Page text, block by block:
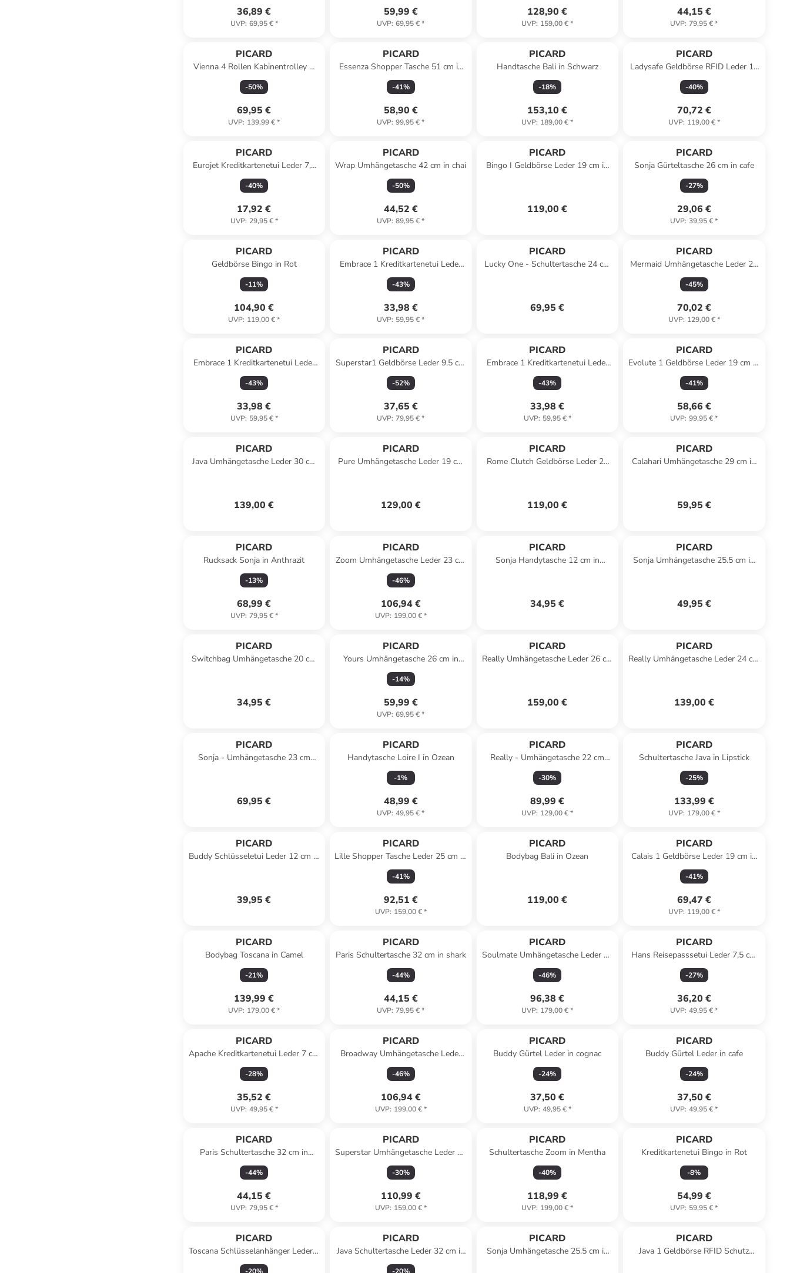
36,89 €
UVP: 69,95 €*
59,99 €
UVP: 69,95 €*
128,90 €
UVP: 159,00 €*
44,15 €
UVP: 79,95 €*
PICARD
Vienna 4 Rollen Kabinentrolley S
54 cm in navy blue
-50%
69,95 €
UVP: 139,99 €*
PICARD
Essenza Shopper Tasche 51 cm in
smaragd
-41%
58,90 €
UVP: 99,95 €*
PICARD
Handtasche Bali in Schwarz
-18%
153,10 €
UVP: 189,00 €*
PICARD
Ladysafe Geldbörse RFID Leder 18
cm in rot
-40%
70,72 €
UVP: 119,00 €*
PICARD
Eurojet Kreditkartenetui Leder 7,5
cm in schwarz
-40%
17,92 €
UVP: 29,95 €*
PICARD
Wrap Umhängetasche 42 cm in chai
-50%
44,52 €
UVP: 89,95 €*
PICARD
Bingo I Geldbörse Leder 19 cm in
119,00 €
PICARD
Sonja Gürteltasche 26 cm in cafe
-27%
29,06 €
UVP: 39,95 €*
PICARD
Geldbörse Bingo in Rot
-11%
104,90 €
UVP: 119,00 €*
PICARD
Embrace 1 Kreditkartenetui Leder
14 cm in fuchsia-k
-43%
33,98 €
UVP: 59,95 €*
PICARD
Lucky One - Schultertasche 24 cm
69,95 €
PICARD
Mermaid Umhängetasche Leder 25
cm in mentha
-45%
70,02 €
UVP: 129,00 €*
PICARD
Embrace 1 Kreditkartenetui Leder
14 cm in gravel
-43%
33,98 €
UVP: 59,95 €*
PICARD
Superstar1 Geldbörse Leder 9.5 cm
in schwarz
-52%
37,65 €
UVP: 79,95 €*
PICARD
Embrace 1 Kreditkartenetui Leder
14 cm in schwarz
-43%
33,98 €
UVP: 59,95 €*
PICARD
Evolute 1 Geldbörse Leder 19 cm in
gravel
-41%
58,66 €
UVP: 99,95 €*
PICARD
Java Umhängetasche Leder 30 cm
139,00 €
PICARD
Pure Umhängetasche Leder 19 cm
129,00 €
PICARD
Rome Clutch Geldbörse Leder 23
119,00 €
PICARD
Calahari Umhängetasche 29 cm in
59,95 €
PICARD
Rucksack Sonja in Anthrazit
-13%
68,99 €
UVP: 79,95 €*
PICARD
Zoom Umhängetasche Leder 23 cm
in mentha
-46%
106,94 €
UVP: 199,00 €*
PICARD
Sonja Handytasche 12 cm in
34,95 €
PICARD
Sonja Umhängetasche 25.5 cm in
49,95 €
PICARD
Switchbag Umhängetasche 20 cm
34,95 €
PICARD
Yours Umhängetasche 26 cm in
ozean
-14%
59,99 €
UVP: 69,95 €*
PICARD
Really Umhängetasche Leder 26 cm
159,00 €
PICARD
Really Umhängetasche Leder 24 cm
139,00 €
PICARD
Sonja - Umhängetasche 23 cm
69,95 €
PICARD
Handytasche Loire I in Ozean
-1%
48,99 €
UVP: 49,95 €*
PICARD
Really - Umhängetasche 22 cm
(schwarz) in fuchsia
-30%
89,99 €
UVP: 129,00 €*
PICARD
Schultertasche Java in Lipstick
-25%
133,99 €
UVP: 179,00 €*
PICARD
Buddy Schlüsseletui Leder 12 cm in
39,95 €
PICARD
Lille Shopper Tasche Leder 25 cm in
chianti
-41%
92,51 €
UVP: 159,00 €*
PICARD
Bodybag Bali in Ozean
119,00 €
PICARD
Calais 1 Geldbörse Leder 19 cm in
cement
-41%
69,47 €
UVP: 119,00 €*
PICARD
Bodybag Toscana in Camel
-21%
139,99 €
UVP: 179,00 €*
PICARD
Paris Schultertasche 32 cm in shark
-44%
44,15 €
UVP: 79,95 €*
PICARD
Soulmate Umhängetasche Leder 20
cm in lipstick
-46%
96,38 €
UVP: 179,00 €*
PICARD
Hans Reisepasssetui Leder 7,5 cm
in anthrazit
-27%
36,20 €
UVP: 49,95 €*
PICARD
Apache Kreditkartenetui Leder 7 cm
in schwarz
-28%
35,52 €
UVP: 49,95 €*
PICARD
Broadway Umhängetasche Leder
24 cm in limoncello
-46%
106,94 €
UVP: 199,00 €*
PICARD
Buddy Gürtel Leder in cognac
-24%
37,50 €
UVP: 49,95 €*
PICARD
Buddy Gürtel Leder in cafe
-24%
37,50 €
UVP: 49,95 €*
PICARD
Paris Schultertasche 32 cm in
schwarz
-44%
44,15 €
UVP: 79,95 €*
PICARD
Superstar Umhängetasche Leder 22
cm in shark
-30%
110,99 €
UVP: 159,00 €*
PICARD
Schultertasche Zoom in Mentha
-40%
118,99 €
UVP: 199,00 €*
PICARD
Kreditkartenetui Bingo in Rot
-8%
54,99 €
UVP: 59,95 €*
PICARD
Toscana Schlüsselanhänger Leder 5
cm in camel
PICARD
Java Schultertasche Leder 32 cm in
chai
PICARD
Sonja Umhängetasche 25.5 cm in
PICARD
Java 1 Geldbörse RFID Schutz